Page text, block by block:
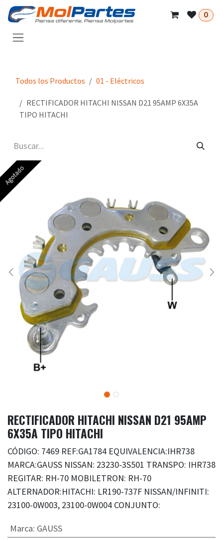
Ir al contenido
0
Todos los Productos 01 - Eléctricos
RECTIFICADOR HITACHI NISSAN D21 95AMP 6X35A
TIPO HITACHI
Agotado
Agotado
RECTIFICADOR HITACHI NISSAN D21 95AMP
6X35A TIPO HITACHI
CÓDIGO: 7469 REF:GA1784 EQUIVALENCIA:IHR738
MARCA:GAUSS NISSAN: 23230-3S501 TRANSPO: IHR738
REGITAR: RH-70 MOBILETRON: RH-70
ALTERNADOR:HITACHI: LR190-737F NISSAN/INFINITI:
23100-0W003, 23100-0W004 CONJUNTO:
Marca: GAUSS